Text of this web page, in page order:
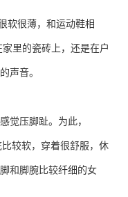
软很薄，和运动鞋相
里的瓷砖上，还是在户
声音。
觉压脚趾。为此，
比较软，穿着很舒服，休
和脚腕比较纤细的女